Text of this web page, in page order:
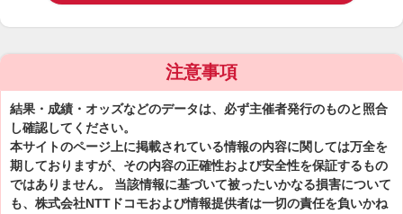
注意事項
結果・成績・オッズなどのデータは、必ず主催者発行のものと照合
し確認してください。
本サイトのページ上に掲載されている情報の内容に関しては万全を
期しておりますが、その内容の正確性および安全性を保証するもの
ではありません。 当該情報に基づいて被ったいかなる損害について
も、株式会社NTTドコモおよび情報提供者は一切の責任を負いかね